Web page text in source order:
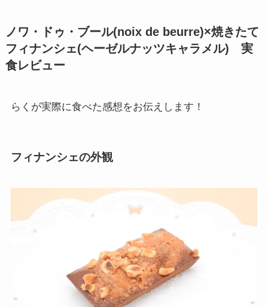
ノワ・ドゥ・ブール(noix de beurre)×焼きたて
フィナンシェ(ヘーゼルナッツキャラメル) 実
食レビュー
らくが実際に食べた感想をお伝えします！
フィナンシェの外観